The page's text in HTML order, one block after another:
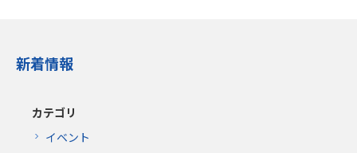
新着情報
カテゴリ
イベント